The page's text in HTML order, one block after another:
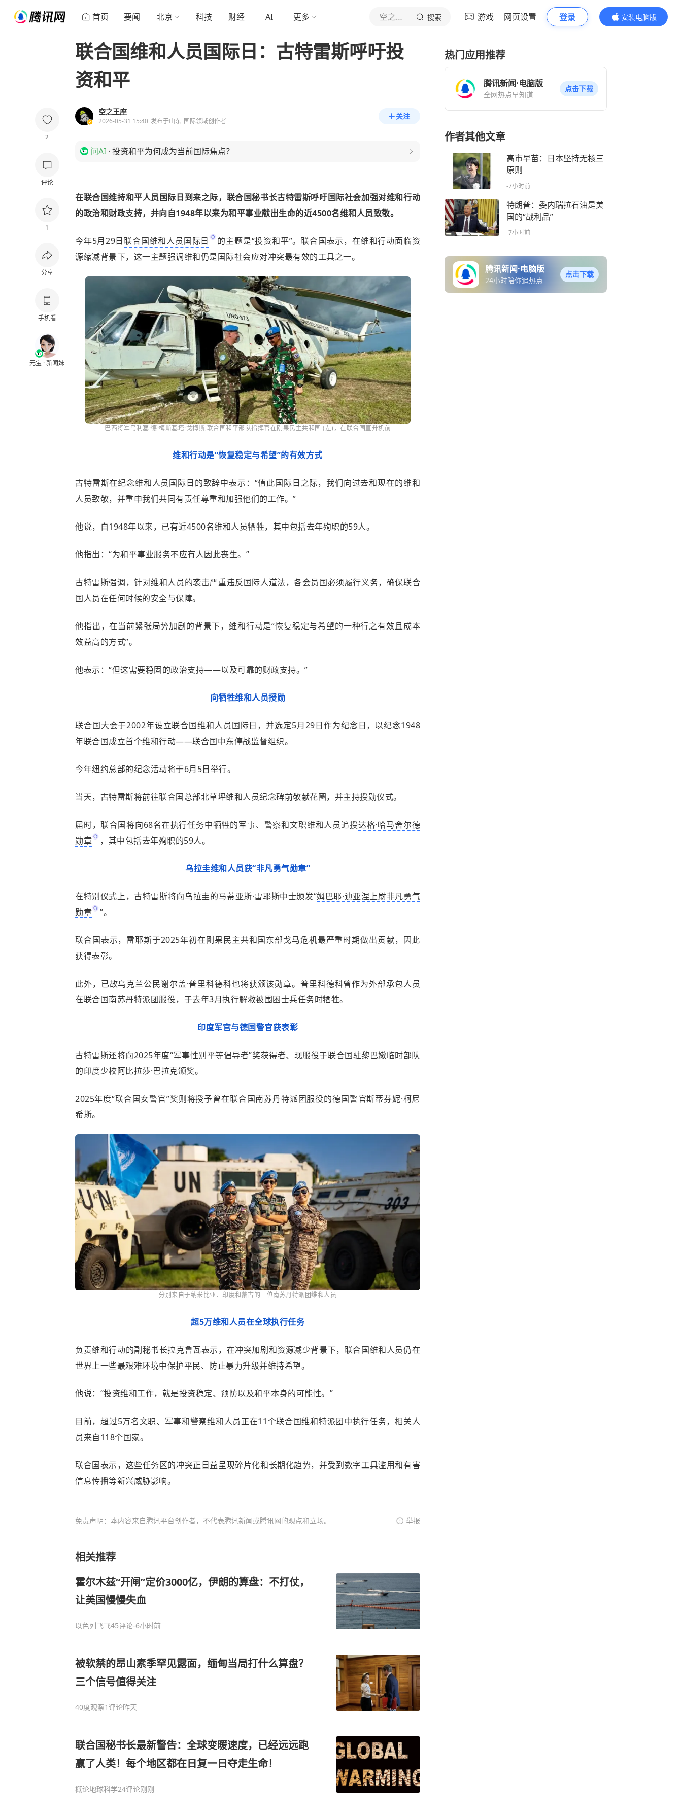
首页 要闻 北京 科技 财经 AI 更多 空之王座 搜索 游戏 网页设置 登录
安装电脑版
内容更精彩
2
评论
1
分享
手机看
元宝 · 新闻妹
联合国维和人员国际日：古特雷斯呼吁投
资和平
空之王座
2026-05-31 15:40 发布于山东 国际领域创作者
关注
问AI · 投资和平为何成为当前国际焦点？
在联合国维持和平人员国际日到来之际，联合国秘书长古特雷斯呼吁国际社会加强对维和行动
的政治和财政支持，并向自1948年以来为和平事业献出生命的近4500名维和人员致敬。
今年5月29日联合国维和人员国际日
的主题是“投资和平”。联合国表示，在维和行动面临资
源缩减背景下，这一主题强调维和仍是国际社会应对冲突最有效的工具之一。
巴西将军乌利塞·德·梅斯基塔·戈梅斯,联合国和平部队指挥官在刚果民主共和国 (左)，在联合国直升机前
维和行动是“恢复稳定与希望”的有效方式
古特雷斯在纪念维和人员国际日的致辞中表示：“值此国际日之际，我们向过去和现在的维和
人员致敬，并重申我们共同有责任尊重和加强他们的工作。”
他说，自1948年以来，已有近4500名维和人员牺牲，其中包括去年殉职的59人。
他指出：“为和平事业服务不应有人因此丧生。”
古特雷斯强调，针对维和人员的袭击严重违反国际人道法，各会员国必须履行义务，确保联合
国人员在任何时候的安全与保障。
他指出，在当前紧张局势加剧的背景下，维和行动是“恢复稳定与希望的一种行之有效且成本
效益高的方式”。
他表示：“但这需要稳固的政治支持——以及可靠的财政支持。”
向牺牲维和人员授勋
联合国大会于2002年设立联合国维和人员国际日，并选定5月29日作为纪念日，以纪念1948
年联合国成立首个维和行动——联合国中东停战监督组织。
今年纽约总部的纪念活动将于6月5日举行。
当天，古特雷斯将前往联合国总部北草坪维和人员纪念碑前敬献花圈，并主持授勋仪式。
届时，联合国将向68名在执行任务中牺牲的军事、警察和文职维和人员追授达格·哈马舍尔德
勋章
，其中包括去年殉职的59人。
乌拉圭维和人员获“非凡勇气勋章”
在特别仪式上，古特雷斯将向乌拉圭的马蒂亚斯·雷耶斯中士颁发“姆巴耶·迪亚涅上尉非凡勇气
勋章
”。
联合国表示，雷耶斯于2025年初在刚果民主共和国东部戈马危机最严重时期做出贡献，因此
获得表彰。
此外，已故乌克兰公民谢尔盖·普里科德科也将获颁该勋章。普里科德科曾作为外部承包人员
在联合国南苏丹特派团服役，于去年3月执行解救被围困士兵任务时牺牲。
印度军官与德国警官获表彰
古特雷斯还将向2025年度“军事性别平等倡导者”奖获得者、现服役于联合国驻黎巴嫩临时部队
的印度少校阿比拉莎·巴拉克颁奖。
2025年度“联合国女警官”奖则将授予曾在联合国南苏丹特派团服役的德国警官斯蒂芬妮·柯尼
希斯。
分别来自于纳米比亚、印度和蒙古的三位南苏丹特派团维和人员
超5万维和人员在全球执行任务
负责维和行动的副秘书长拉克鲁瓦表示，在冲突加剧和资源减少背景下，联合国维和人员仍在
世界上一些最艰难环境中保护平民、防止暴力升级并维持希望。
他说：“投资维和工作，就是投资稳定、预防以及和平本身的可能性。”
目前，超过5万名文职、军事和警察维和人员正在11个联合国维和特派团中执行任务，相关人
员来自118个国家。
联合国表示，这些任务区的冲突正日益呈现碎片化和长期化趋势，并受到数字工具滥用和有害
信息传播等新兴威胁影响。
免责声明：本内容来自腾讯平台创作者，不代表腾讯新闻或腾讯网的观点和立场。 举报
相关推荐
霍尔木兹“开闸”定价3000亿，伊朗的算盘：不打仗，
让美国慢慢失血
以色列飞飞45评论-6小时前
被软禁的昂山素季罕见露面，缅甸当局打什么算盘？
三个信号值得关注
40度观察1评论昨天
联合国秘书长最新警告：全球变暖速度，已经远远跑
赢了人类！每个地区都在日复一日夺走生命！
概论地球科学24评论刚刚
热门应用推荐
腾讯新闻·电脑版
全网热点早知道
点击下载
作者其他文章
高市早苗：日本坚持无核三
原则
-7小时前
特朗普：委内瑞拉石油是美
国的“战利品”
-7小时前
腾讯新闻·电脑版
24小时陪你追热点
点击下载